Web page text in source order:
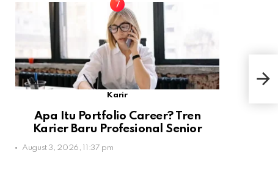
Karir
Apa Itu Portfolio Career? Tren
Karier Baru Profesional Senior
August 3, 2026, 11:37 pm